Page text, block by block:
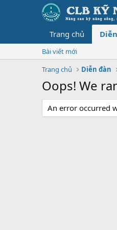
Trang chủ
Bài viết mới
Trang chủ
Diễn đàn
Oops! We
An error occurred